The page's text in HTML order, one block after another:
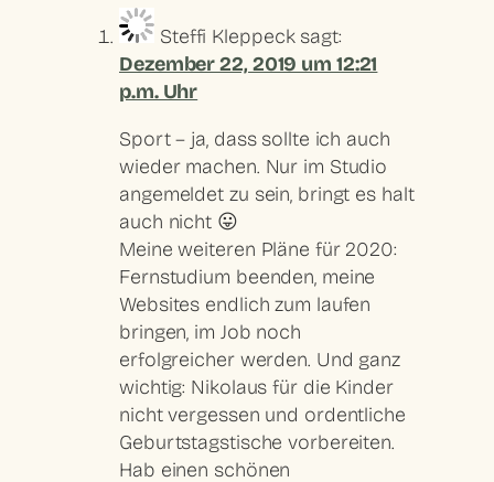
Steffi Kleppeck sagt:
Dezember 22, 2019 um 12:21
p.m. Uhr
Sport – ja, dass sollte ich auch
wieder machen. Nur im Studio
angemeldet zu sein, bringt es halt
auch nicht 😛
Meine weiteren Pläne für 2020:
Fernstudium beenden, meine
Websites endlich zum laufen
bringen, im Job noch
erfolgreicher werden. Und ganz
wichtig: Nikolaus für die Kinder
nicht vergessen und ordentliche
Geburtstagstische vorbereiten.
Hab einen schönen